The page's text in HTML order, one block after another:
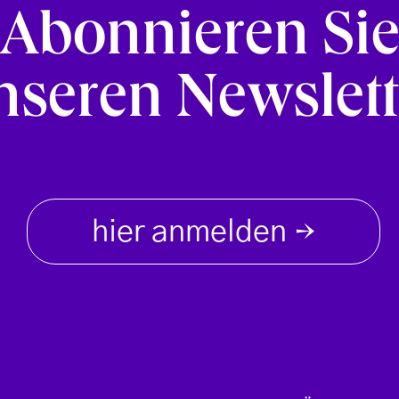
Abonnieren Sie
hier anmelden →